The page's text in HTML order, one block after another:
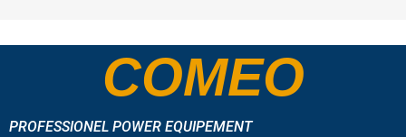
COMEO
PROFESSIONEL POWER EQUIPEMENT